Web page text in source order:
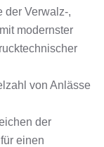
der Verwalz-,
modernster
von Anlässe
der
einen